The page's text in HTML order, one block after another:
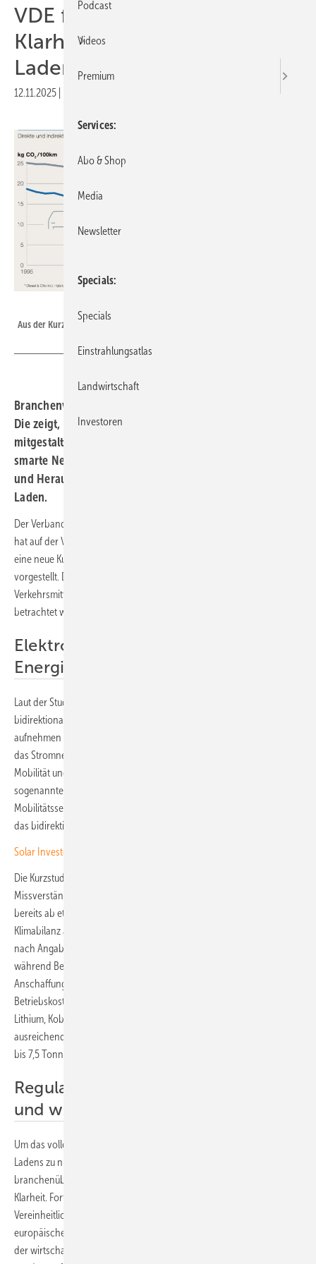
VDE fordert regulatorische
Klarheit für bidirektionales
Laden
12.11.2025
Aus der Kurzstudie zur Rolle der Elektromobilität im Energiesystem.
Branchenverband VDE hat eine Kurzstudie vorgestellt.
Die zeigt, wie Stromer das Energiesystem künftig aktiv
mitgestalten könnten und skizziert einen Fahrplan für
smarte Netzintegration. Denn noch bestehen Hürden
und Herausforderungen – wie beim bidirektionalen
Laden.
Der Verband der Elektrotechnik Elektronik Informationstechnik (VDE)
hat auf der VDE E-Mobility Conference 2025 in Stockstadt am Rhein
eine neue Kurzstudie zur Rolle der Elektromobilität im Energiesystem
vorgestellt. Die Studie betont, dass E-Autos nicht nur als
Verkehrsmittel, sondern auch als aktive Akteure im Energiesystem
betrachtet werden sollten.
Elektroautos als flexible
Energiespeicher
Laut der Studie können Elektroautos durch gesteuertes und
bidirektionales Laden Erzeugungsspitzen erneuerbarer Energien
aufnehmen und Ladevorgänge zeitlich verschieben. Dies stabilisiere
das Stromnetz und senke die Stromkosten. Die Sektorenkopplung von
Mobilität und Energie sei ein zentrales Element auf dem Weg zur
sogenannten All-Electric Society. Akteure aus Energie- und
Mobilitätssektor arbeiten bereits an gemeinsamen Lösungen, etwa für
das bidirektionale Laden.
Solar Investors Guide: Parkplätze und Parkhäuser solarisieren
Die Kurzstudie (
Missverständnissen auf. So erreichen batterieelektrische Pkw laut VDE
bereits ab etwa 30.000 Kilometern Laufleistung eine bessere
Klimabilanz als Verbrenner. Bei 150.000 Kilometern verursachen sie
nach Angaben der Expertinnen und Experten 24 Tonnen CO2,
während Benziner auf 40 Tonnen kommen. Die höheren
Anschaffungskosten von Elektroautos würden durch niedrigere
Betriebskosten mehr als ausgeglichen. Auch die globalen Reserven für
Lithium, Kobalt und Nickel seien nach Einschätzung der Befragten
ausreichend für die Elektrifizierung des Individualverkehrs. Selbst Lkw
bis 7,5 Tonnen seien heute wirtschaftlich konkurrenzfähig.
Regulatorische Herausforderungen
und wie weiter?
Um das volle Potenzial der Elektromobilität und des bidirektionalen
Ladens zu nutzen, fordern die befragten Experten
branchenübergreifend akzeptierte Lösungen sowie regulatorische
Klarheit. Fortschritte bei der Interoperabilität und der
Vereinheitlichung von Netzanschlussbedingungen auf nationaler und
europäischer Ebene gelten als zentrale Meilensteine. Kurzfristig könne
der wirtschaftliche und netzverträgliche Betrieb bis 2030 erprobt
Podcast
Videos
Premium
Services
Abo & Shop
Media
Newsletter
Specials
Specials
Einstrahlungsatlas
Landwirtschaft
Investoren